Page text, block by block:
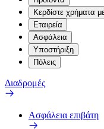
Κερδίστε χρήματα
Εταιρεία
Ασφάλεια
Υποστήριξη
Πόλεις
Διαδρομές
Ασφάλεια επιβάτη